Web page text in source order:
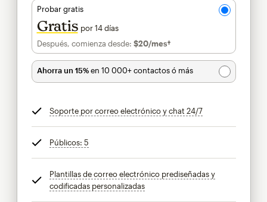
Probar gratis
Gratis por 14 días
Después, comienza desde: $20/mes†al mes†
Ahorra un 15%en 10 000+ contactos ó más
Soporte por correo electrónico y chat 24/7info
Públicos: 5
Plantillas de correo electrónico prediseñadas y
codificadas personalizadasinfo